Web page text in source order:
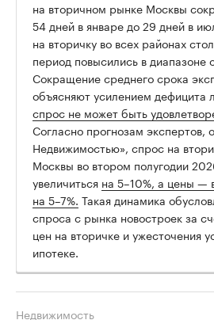
на вторичном рынке Москвы
54 дней в январе до 29 дней в
на вторичку во всех районах
период повысились в диапазоне
Сокращение среднего срока
объясняют усилением дефицита
спрос не может быть
Согласно прогнозам экспертов,
Недвижимостью», спрос на
Москвы во втором полугодии
увеличиться на 5–10%, а цены —
на 5–7%. Такая динамика
спроса с рынка новостроек за
цен на вторичке и ужесточения
ипотеке.
Недвижимость